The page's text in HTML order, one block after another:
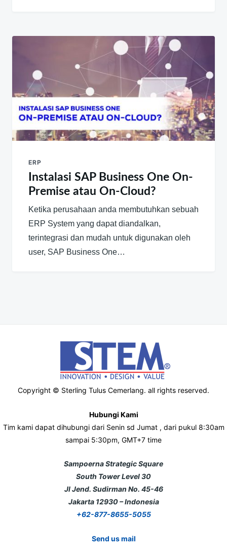
ERP
Instalasi SAP Business One On-
Premise atau On-Cloud?
Ketika perusahaan anda membutuhkan sebuah
ERP System yang dapat diandalkan,
terintegrasi dan mudah untuk digunakan oleh
user, SAP Business One…
Copyright © Sterling Tulus Cemerlang. all rights reserved.
Hubungi Kami
Tim kami dapat dihubungi dari Senin sd Jumat , dari pukul 8:30am
sampai 5:30pm, GMT+7 time
Sampoerna Strategic Square
South Tower Level 30
Jl Jend. Sudirman No. 45-46
Jakarta 12930 – Indonesia
+62-877-8655-5055
Send us mail